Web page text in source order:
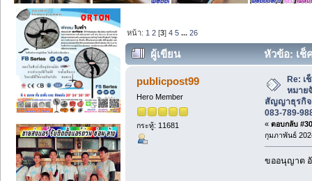
หน้า: 1 2 [3]4 5 ...26
ผู้เขียน
หัวข้อ: เช็
สัญญาธุรกิจ ให้ด่วน สนใจโทร 083-
publicpost99
Hero Member
กระทู้: 11681
Re: เ
หมาย
สัญญาธุรกิจ
083-789-
« ตอบกลับ
กุมภาพันธ์
ขออนุญาต